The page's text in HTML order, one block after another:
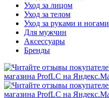
Уход за лицом
Уход за телом
Уход за руками и ногами
Для мужчин
Аксессуары
Бренды